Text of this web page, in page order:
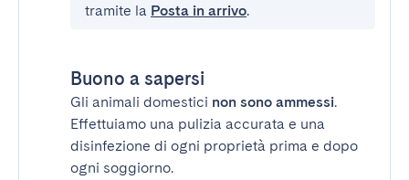
tramite la Posta in arrivo.
Buono a sapersi
Gli animali domestici non sono ammessi.
Effettuiamo una pulizia accurata e una
disinfezione di ogni proprietà prima e dopo
ogni soggiorno.